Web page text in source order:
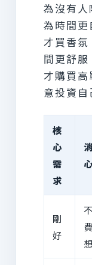
為沒有
為時間
才買香
間更舒
才購買
意投資自
核
心
需
求
剛
好